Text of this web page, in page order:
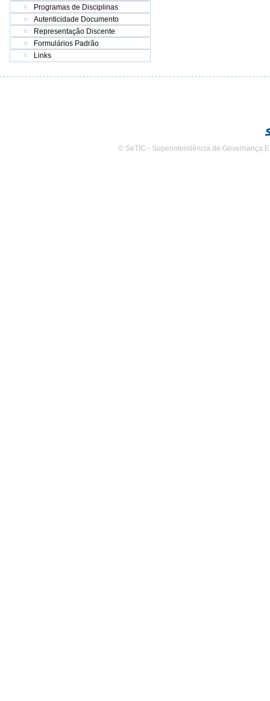
Programas de Disciplinas
Autenticidade Documento
Representação Discente
Formulários Padrão
Links
© SeTIC - Superintendência de Governança